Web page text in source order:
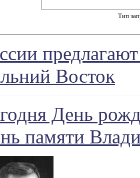
Тип
Восток
День
памяти